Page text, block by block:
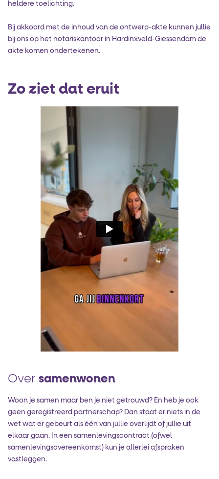
heldere toelichting.
Bij akkoord met de inhoud van de ontwerp-akte kunnen jullie
bij ons op het notariskantoor in Hardinxveld-Giessendam de
akte komen ondertekenen.
Zo ziet dat eruit
Over samenwonen
Woon je samen maar ben je niet getrouwd? En heb je ook
geen geregistreerd partnerschap? Dan staat er niets in de
wet wat er gebeurt als één van jullie overlijdt of jullie uit
elkaar gaan. In een samenlevings­contract (ofwel
samenlevings­overeenkomst) kun je allerlei afspraken
vastleggen.